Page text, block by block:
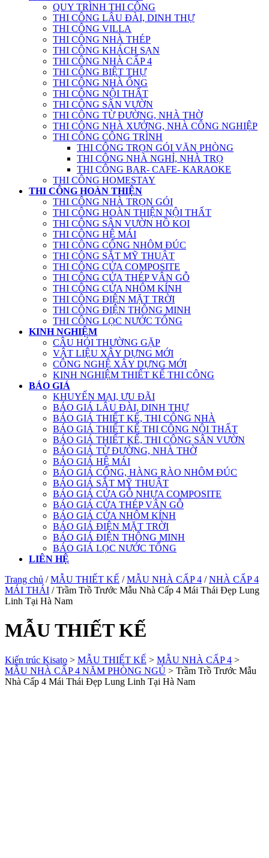
QUY TRÌNH THI CÔNG
THI CÔNG LÂU ĐÀI, DINH THỰ
THI CÔNG VILLA
THI CÔNG NHÀ THÉP
THI CÔNG KHÁCH SẠN
THI CÔNG NHÀ CẤP 4
THI CÔNG BIỆT THỰ
THI CÔNG NHÀ ỐNG
THI CÔNG NỘI THẤT
THI CÔNG SÂN VƯỜN
THI CÔNG TỪ ĐƯỜNG, NHÀ THỜ
THI CÔNG NHÀ XƯỞNG, NHÀ CÔNG NGHIỆP
THI CÔNG CÔNG TRÌNH
THI CÔNG TRỌN GÓI VĂN PHÒNG
THI CÔNG NHÀ NGHỈ, NHÀ TRỌ
THI CÔNG BAR- CAFE- KARAOKE
THI CÔNG HOMESTAY
THI CÔNG HOÀN THIỆN
THI CÔNG NHÀ TRỌN GÓI
THI CÔNG HOÀN THIỆN NỘI THẤT
THI CÔNG SÂN VƯỜN HỒ KOI
THI CÔNG HỆ MÁI
THI CÔNG CỔNG NHÔM ĐÚC
THI CÔNG SẮT MỸ THUẬT
THI CÔNG CỬA COMPOSITE
THI CÔNG CỬA THÉP VÂN GỖ
THI CÔNG CỬA NHÔM KÍNH
THI CÔNG ĐIỆN MẶT TRỜI
THI CÔNG ĐIỆN THÔNG MINH
THI CÔNG LỌC NƯỚC TỔNG
KINH NGHIỆM
CÂU HỎI THƯỜNG GẶP
VẬT LIỆU XÂY DỰNG MỚI
CÔNG NGHỆ XÂY DỰNG MỚI
KINH NGHIỆM THIẾT KẾ THI CÔNG
BÁO GIÁ
KHUYẾN MẠI, ƯU ĐÃI
BÁO GIÁ LÂU ĐÀI, DINH THỰ
BÁO GIÁ THIẾT KẾ, THI CÔNG NHÀ
BÁO GIÁ THIẾT KẾ THI CÔNG NỘI THẤT
BÁO GIÁ THIẾT KẾ, THI CÔNG SÂN VƯỜN
BÁO GIÁ TỪ ĐƯỜNG, NHÀ THỜ
BÁO GIÁ HỆ MÁI
BÁO GIÁ CỔNG, HÀNG RÀO NHÔM ĐÚC
BÁO GIÁ SẮT MỸ THUẬT
BÁO GIÁ CỬA GỖ NHỰA COMPOSITE
BÁO GIÁ CỬA THÉP VÂN GỖ
BÁO GIÁ CỬA NHÔM KÍNH
BÁO GIÁ ĐIỆN MẶT TRỜI
BÁO GIÁ ĐIỆN THÔNG MINH
BÁO GIÁ LỌC NƯỚC TỔNG
LIÊN HỆ
Trang chủ /MẪU THIẾT KẾ /MẪU NHÀ CẤP 4 /NHÀ CẤP 4
MÁI THÁI / Trầm Trồ Trước Mẫu Nhà Cấp 4 Mái Thái Đẹp Lung
Linh Tại Hà Nam
MẪU THIẾT KẾ
Kiến trúc Kisato > MẪU THIẾT KẾ > MẪU NHÀ CẤP 4 >
MẪU NHÀ CẤP 4 NĂM PHÒNG NGỦ > Trầm Trồ Trước Mẫu
Nhà Cấp 4 Mái Thái Đẹp Lung Linh Tại Hà Nam